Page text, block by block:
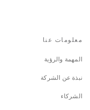
معلومات عنا
المهمة والرؤية
نبذة عن الشركة
الشركاء